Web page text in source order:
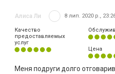
Алиса Ли 8 лип. 2020 р.,
Качество
предоставляемых
услуг
Цена
Меня подруги долго